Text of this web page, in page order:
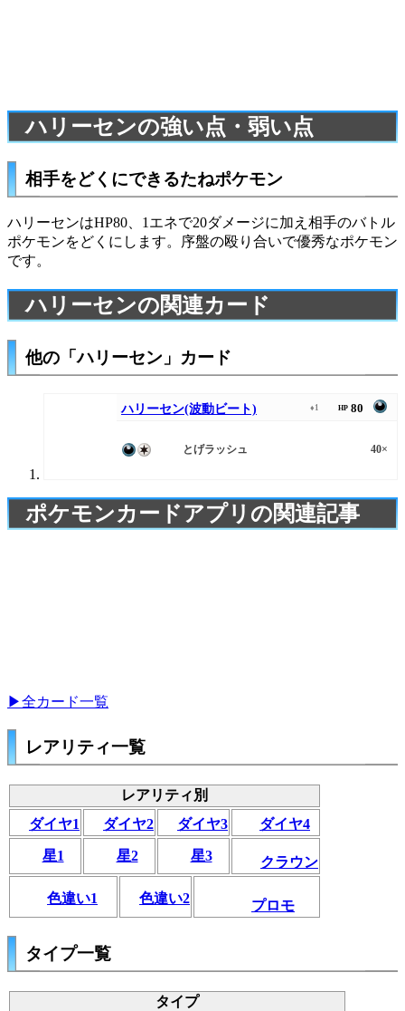
ハリーセンの強い点・弱い点
相手をどくにできるたねポケモン
ハリーセンはHP80、1エネで20ダメージに加え相手のバトル
ポケモンをどくにします。序盤の殴り合いで優秀なポケモン
です。
ハリーセンの関連カード
他の「ハリーセン」カード
ハリーセン(波動ビート) ♦1 HP 80
とげラッシュ 40×
ポケモンカードアプリの関連記事
▶全カード一覧
レアリティ一覧
レアリティ別
ダイヤ1
ダイヤ2 ダイヤ3 ダイヤ4
星1 星2 星3 クラウン
色違い1 色違い2 プロモ
タイプ一覧
タイプ